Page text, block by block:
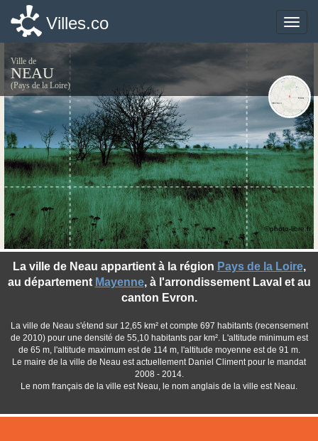
Toggle
Villes.co
Ville de
NEAU
(Pays de la Loire)
La ville de Neau appartient à la région Pays de la Loire,
au département Mayenne, à l'arrondissement Laval et au
canton Evron.
La ville de Neau s'étend sur 12,65 km² et compte 697 habitants (recensement
de 2010) pour une densité de 55,10 habitants par km². L'altitude minimum est
de 65 m, l'altitude maximum est de 114 m, l'altitude moyenne est de 91 m.
Le maire de la ville de Neau est actuellement Daniel Climent pour le mandat
2008 - 2014.
Le nom français de la ville est Neau, le nom anglais de la ville est Neau.
©photo-libre.fr
Toggle
Villes.co